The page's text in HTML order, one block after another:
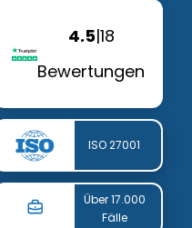
4.5|18
Bewertungen
ISO 27001
Über 17.000
Fälle